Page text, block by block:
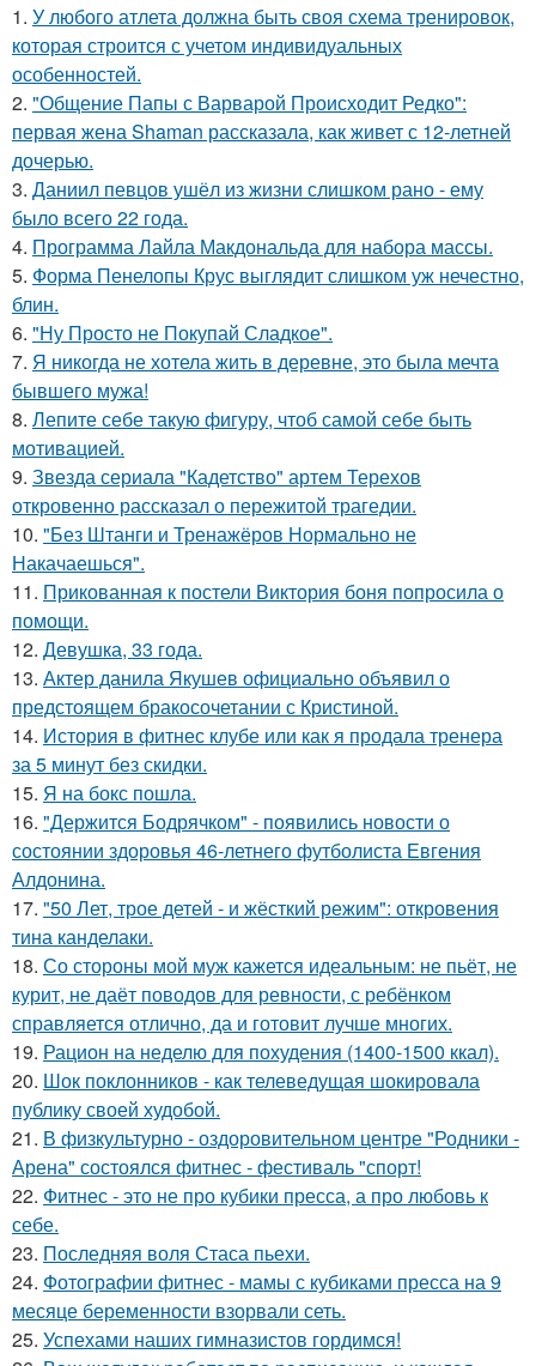
1. У любого атлета должна быть своя схема тренировок,
которая строится с учетом индивидуальных
особенностей.
2. "Общение Папы с Варварой Происходит Редко":
первая жена Shaman рассказала, как живет с 12-летней
дочерью.
3. Даниил певцов ушёл из жизни слишком рано - ему
было всего 22 года.
4. Программа Лайла Макдональда для набора массы.
5. Форма Пенелопы Крус выглядит слишком уж нечестно,
блин.
6. "Ну Просто не Покупай Сладкое".
7. Я никогда не хотела жить в деревне, это была мечта
бывшего мужа!
8. Лепите себе такую фигуру, чтоб самой себе быть
мотивацией.
9. Звезда сериала "Кадетство" артем Терехов
откровенно рассказал о пережитой трагедии.
10. "Без Штанги и Тренажёров Нормально не
Накачаешься".
11. Прикованная к постели Виктория боня попросила о
помощи.
12. Девушка, 33 года.
13. Актер данила Якушев официально объявил о
предстоящем бракосочетании с Кристиной.
14. История в фитнес клубе или как я продала тренера
за 5 минут без скидки.
15. Я на бокс пошла.
16. "Держится Бодрячком" - появились новости о
состоянии здоровья 46-летнего футболиста Евгения
Алдонина.
17. "50 Лет, трое детей - и жёсткий режим": откровения
тина канделаки.
18. Со стороны мой муж кажется идеальным: не пьёт, не
курит, не даёт поводов для ревности, с ребёнком
справляется отлично, да и готовит лучше многих.
19. Рацион на неделю для похудения (1400-1500 ккал).
20. Шок поклонников - как телеведущая шокировала
публику своей худобой.
21. В физкультурно - оздоровительном центре "Родники -
Арена" состоялся фитнес - фестиваль "спорт!
22. Фитнес - это не про кубики пресса, а про любовь к
себе.
23. Последняя воля Стаса пьехи.
24. Фотографии фитнес - мамы с кубиками пресса на 9
месяце беременности взорвали сеть.
25. Успехами наших гимназистов гордимся!